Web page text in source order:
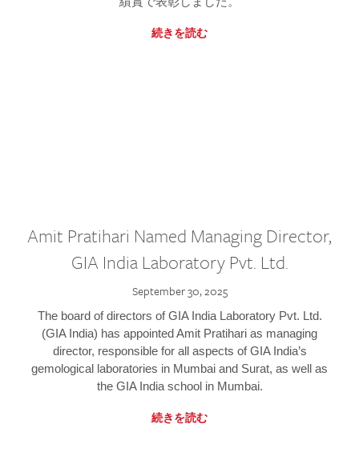
続きを読む
Amit Pratihari Named Managing Director,
GIA India Laboratory Pvt. Ltd.
September 30, 2025
The board of directors of GIA India Laboratory Pvt. Ltd.
(GIA India) has appointed Amit Pratihari as managing
director, responsible for all aspects of GIA India’s
gemological laboratories in Mumbai and Surat, as well as
the GIA India school in Mumbai.
続きを読む